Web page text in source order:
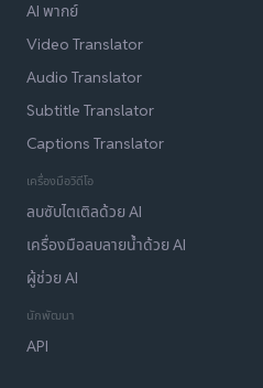
AI พากย์
Video Translator
Audio Translator
Subtitle Translator
Captions Translator
เครื่องมือวิดีโอ
ลบซับไตเติลด้วย AI
เครื่องมือลบลายน้ำด้วย AI
ผู้ช่วย AI
นักพัฒนา
API